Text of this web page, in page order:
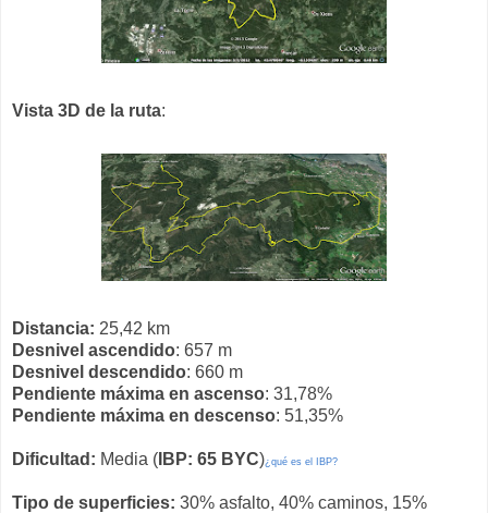
Vista 3D de la ruta:
Distancia: 25,42 km
Desnivel ascendido: 657 m
Desnivel descendido: 660 m
Pendiente máxima en ascenso: 31,78%
Pendiente máxima en descenso: 51,35%
Dificultad: Media ( IBP: 65 BYC)¿qué es el IBP?
Tipo de superficies: 30% asfalto, 40% caminos, 15%